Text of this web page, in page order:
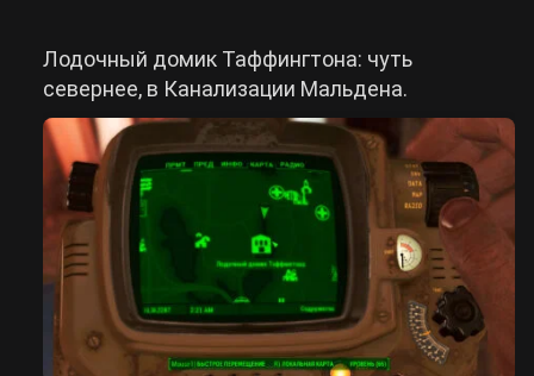
Лодочный домик Таффингтона: чуть
севернее, в Канализации Мальдена.